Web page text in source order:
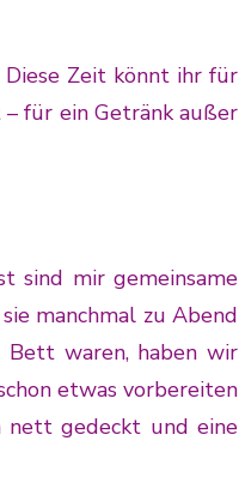
Diese Zeit könnt ihr für
für ein Getränk außer
sind mir gemeinsame
manchmal zu Abend
Bett waren, haben wir
etwas vorbereiten
nett gedeckt und eine